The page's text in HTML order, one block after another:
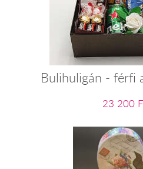
Bulihuligán - férfi
23 200